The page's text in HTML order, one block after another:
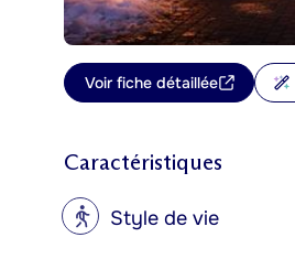
Voir fiche détaillée
Caractéristiques
? Style de vie